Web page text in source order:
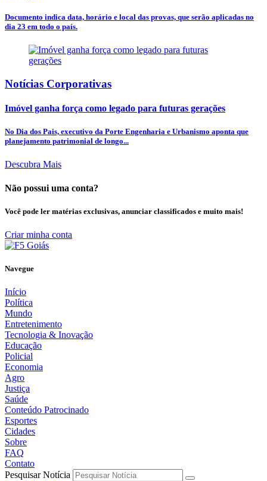
Documento indica data, horário e local das provas, que serão aplicadas no
dia 23 em todo o país.
Notícias Corporativas
Imóvel ganha força como legado para futuras gerações
No Dia dos Pais, executivo da Porte Engenharia e Urbanismo aponta que
planejamento patrimonial de longo...
Descubra Mais
Não possui uma conta?
Você pode ler matérias exclusivas, anunciar classificados e muito mais!
Criar minha conta
Navegue
Início
Política
Mundo
Entretenimento
Tecnologia & Inovação
Educação
Policial
Economia
Agro
Justiça
Saúde
Conteúdo Patrocinado
Esportes
Cidades
Sobre
FAQ
Contato
Pesquisar Notícia